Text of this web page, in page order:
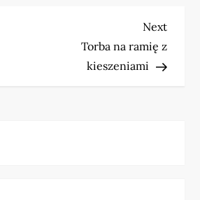
Next
Post
Next
Torba na ramię z
kieszeniami